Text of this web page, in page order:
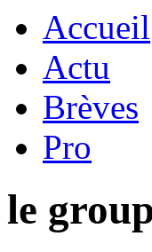
Accueil
Actu
Brèves
Pro
le